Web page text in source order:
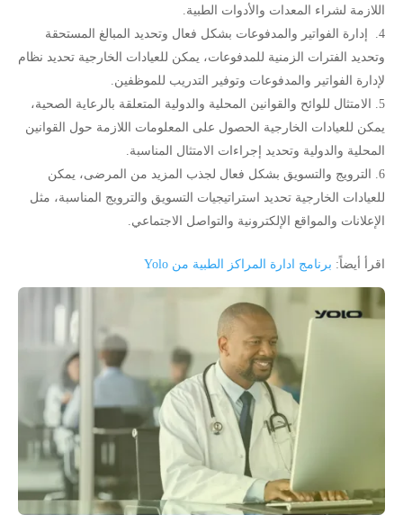
اللازمة لشراء المعدات والأدوات الطبية.
إدارة الفواتير والمدفوعات بشكل فعال وتحديد المبالغ المستحقة
وتحديد الفترات الزمنية للمدفوعات، يمكن للعيادات الخارجية تحديد نظام
لإدارة الفواتير والمدفوعات وتوفير التدريب للموظفين.
الامتثال للوائح والقوانين المحلية والدولية المتعلقة بالرعاية الصحية،
يمكن للعيادات الخارجية الحصول على المعلومات اللازمة حول القوانين
المحلية والدولية وتحديد إجراءات الامتثال المناسبة.
الترويج والتسويق بشكل فعال لجذب المزيد من المرضى، يمكن
للعيادات الخارجية تحديد استراتيجيات التسويق والترويج المناسبة، مثل
الإعلانات والمواقع الإلكترونية والتواصل الاجتماعي.
اقرأ أيضاً: برنامج ادارة المراكز الطبية من Yolo